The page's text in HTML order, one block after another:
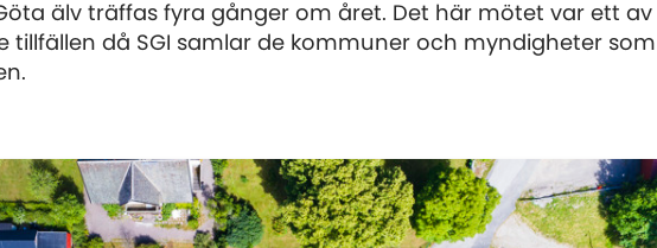
älv träffas fyra gånger om året. Det här mötet var ett av
tillfällen då SGI samlar de kommuner och myndigheter som